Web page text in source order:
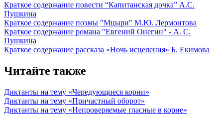
Краткое содержание повести “Капитанская дочка” А.С.
Пушкина
Краткое содержание поэмы "Мцыри" М.Ю. Лермонтова
Краткое содержание романа "Евгений Онегин" - А. С.
Пушкина
Краткое содержание рассказа «Ночь исцеления» Б. Екимова
Читайте также
Диктанты на тему «Чередующиеся корни»
Диктанты на тему «Причастный оборот»
Диктанты на тему «Непроверяемые гласные в корне»